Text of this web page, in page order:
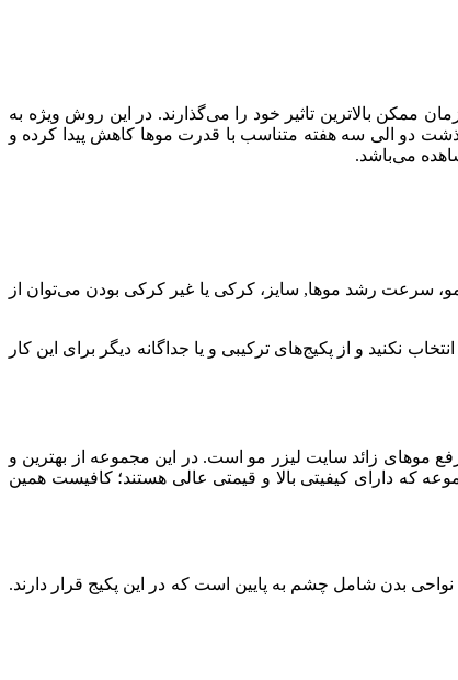
ممکن بالاترین تاثیر خود را می‌گذارند. در این روش ویژه به
دو الی سه هفته متناسب با قدرت موها کاهش پیدا کرده و
می‌باشد.
سرعت رشد موها, سایز، کرکی یا غیر کرکی بودن می‌توان از
نکنید و از پکیج‌های ترکیبی و یا جداگانه دیگر برای این کار
موهای زائد سایت لیزر مو است. در این مجموعه از بهترین و
که دارای کیفیتی بالا و قیمتی عالی هستند؛ کافیست همین
بدن شامل چشم به پایین است که در این پکیج قرار دارند.